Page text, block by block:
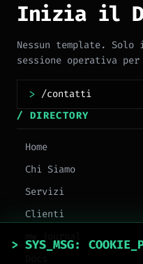
Inizia il
Nessun template. Solo
sessione operativa
>
/ DIRECTORY
Home
Chi Siamo
Servizi
Clienti
> SYS_MSG: